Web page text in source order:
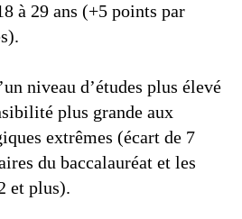
à 29 ans (+5 points par
niveau d’études plus élevé
plus grande aux
extrêmes (écart de 7
du baccalauréat et les
et plus).